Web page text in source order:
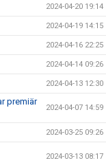
2024-04-20 19:14
2024-04-19 14:15
2024-04-16 22:25
2024-04-14 09:26
2024-04-13 12:30
premiär
2024-04-07 14:59
2024-03-25 09:26
2024-03-13 08:17